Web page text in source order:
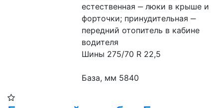
естественная ‒ люки в крыше и
форточки; принудительная ‒
передний отопитель в кабине
водителя
Шины 275/70 R 22,5
База, мм 5840